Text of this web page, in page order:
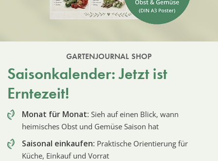
GARTENJOURNAL SHOP
Saisonkalender: Jetzt ist
Erntezeit!
Monat für Monat: Sieh auf einen Blick, wann
heimisches Obst und Gemüse Saison hat
Saisonal einkaufen: Praktische Orientierung für
Küche, Einkauf und Vorrat